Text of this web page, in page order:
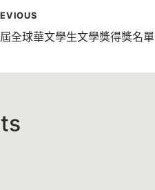
全球華文學生文學獎得獎名單